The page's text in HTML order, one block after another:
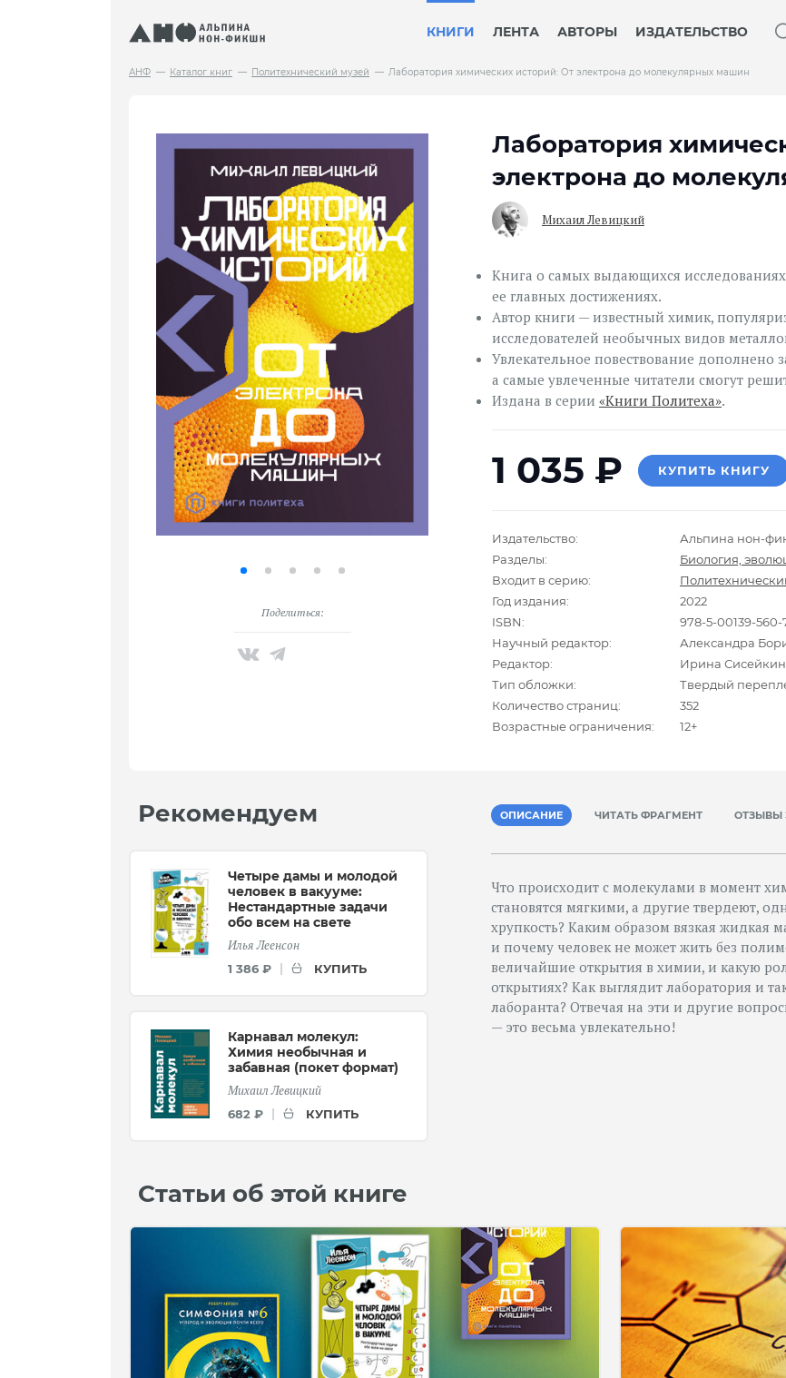
КНИГИ ЛЕНТА АВТОРЫ ИЗДАТЕЛЬСТВО
АНФ Каталог книг Политехнический музей Лаборатория химических историй: От электрона до молекулярных машин
Поделиться:
Лаборатория
электрона до
Михаил Левицкий
Книга о самых выдающихся
ее главных достижениях.
Автор книги — известный химик,
исследователей необычных видов
Увлекательное повествование
а самые увлеченные читатели смогут
Издана в серии «Книги Политеха».
1 035 ₽ КУПИТЬ КНИГУ
Издательство:
Альпина нон-
Разделы:
Биология,
Входит в серию:
Год издания:
2022
ISBN:
978-5-00139-560-
Научный редактор:
Александра
Редактор:
Ирина
Тип обложки:
Твердый
Количество страниц:
352
Возрастные ограничения:
12+
Рекомендуем
Четыре дамы и молодой
человек в вакууме:
Нестандартные задачи
обо всем на свете
Илья Леенсон
1 386 ₽ КУПИТЬ
Карнавал молекул:
Химия необычная и
забавная (покет формат)
Михаил Левицкий
682 ₽ КУПИТЬ
ОПИСАНИЕ ЧИТАТЬ ФРАГМЕНТ ОТЗЫВЫ
Что происходит с молекулами в момент
становятся мягкими, а другие твердеют,
хрупкость? Каким образом вязкая жидкая
и почему человек не может жить без
величайшие открытия в химии, и какую
открытиях? Как выглядит лаборатория и
лаборанта? Отвечая на эти и другие
— это весьма увлекательно!
Статьи об этой книге